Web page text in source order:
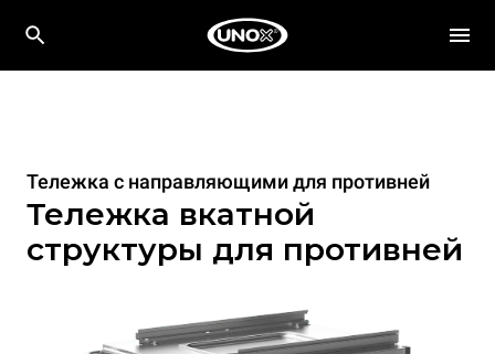
Тележка с направляющими для противней
Тележка вкатной
структуры для противней